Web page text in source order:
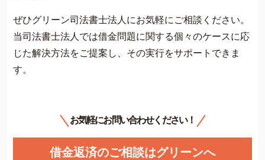
ぜひグリーン司法書士法人にお気軽にご相談ください。
当司法書士法人では借金問題に関する個々のケースに応
じた解決方法をご提案し、その実行をサポートできま
す。
お気軽にお問い合わせください！
借金返済のご相談はグリーンへ